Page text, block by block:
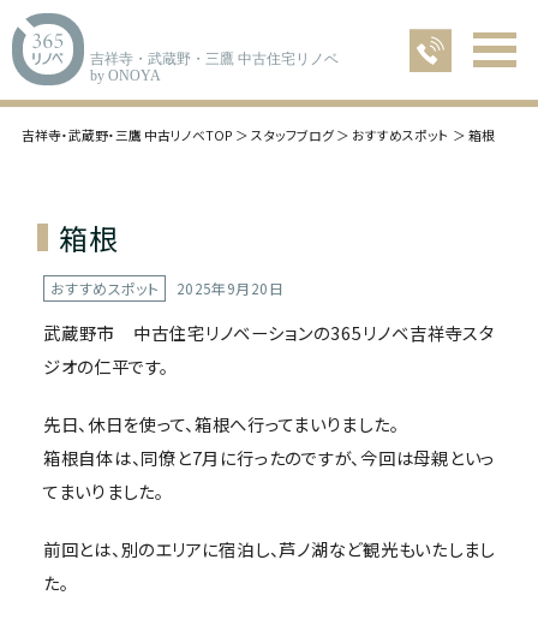
吉祥寺・武蔵野・三鷹 中古住宅リノベ
by ONOYA
吉祥寺・武蔵野・三鷹 中古リノベTOP スタッフブログ おすすめスポット 箱根
箱根
おすすめスポット 2025年9月20日
武蔵野市 中古住宅リノベーションの365リノベ吉祥寺スタ
ジオの仁平です。
先日、休日を使って、箱根へ行ってまいりました。
箱根自体は、同僚と7月に行ったのですが、今回は母親といっ
てまいりました。
前回とは、別のエリアに宿泊し、芦ノ湖など観光もいたしまし
た。